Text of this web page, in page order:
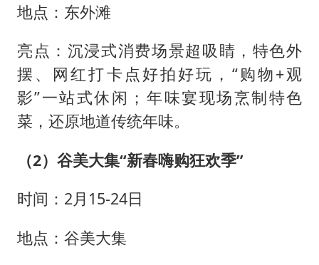
地点：东外滩
亮点：沉浸式消费场景超吸睛，特色外
摆、网红打卡点好拍好玩，“购物+观
影”一站式休闲；年味宴现场烹制特色
菜，还原地道传统年味。
（2）谷美大集“新春嗨购狂欢季”
时间：2月15-24日
地点：谷美大集